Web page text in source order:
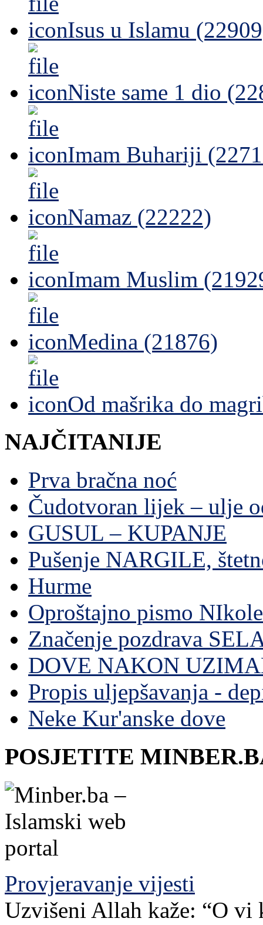
Isus u Islamu
Niste same 1 dio
Imam Buhariji
Namaz (22222)
Imam Muslim
Medina (21876)
Od mašrika do
NAJČITANIJE
Prva bračna noć
Čudotvoran lijek – ulje
GUSUL – KUPANJE
Pušenje NARGILE,
Hurme
Oproštajno pismo
Značenje pozdrava
DOVE NAKON
Propis uljepšavanja -
Neke Kur'anske dove
POSJETITE
Provjeravanje vijesti
Uzvišeni Allah kaže: “O